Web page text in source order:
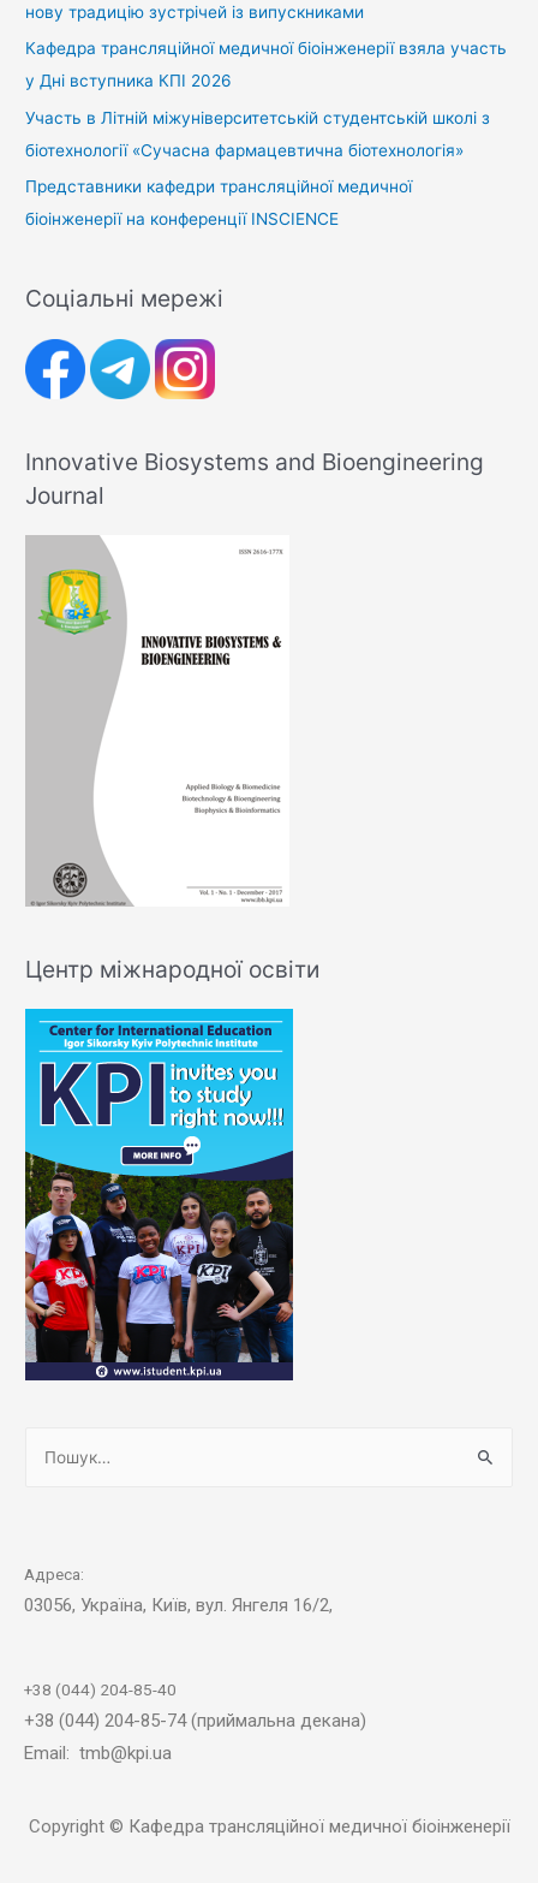
нову традицію зустрічей із випускниками
Кафедра трансляційної медичної біоінженерії взяла участь
у Дні вступника КПІ 2026
Участь в Літній міжуніверситетській студентській школі з
біотехнології «Сучасна фармацевтична біотехнологія»
Представники кафедри трансляційної медичної
біоінженерії на конференції INSCIENCE
Соціальні мережі
Innovative Biosystems and Bioengineering
Journal
Центр міжнародної освіти
Адреса:
03056, Україна, Київ, вул. Янгеля 16/2,
+38 (044) 204-85-40
+38 (044) 204-85-74 (приймальна декана)
Email: tmb@kpi.ua
Copyright © Кафедра трансляційної медичної біоінженерії